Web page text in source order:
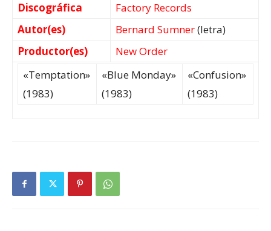
Discográfica
Factory Records
Autor(es)
Bernard Sumner(letra)
Productor(es)
New Order
«Temptation»
(1983)
«Blue Monday»
(1983)
«Confusion»
(1983)